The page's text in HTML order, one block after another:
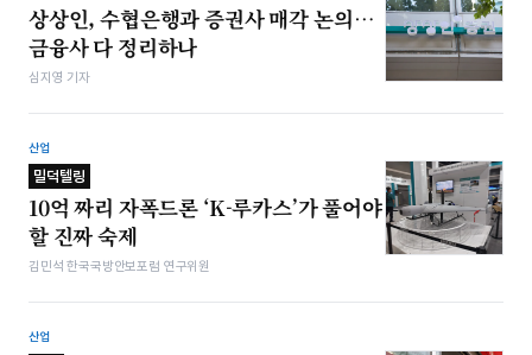
상상인, 수협은행과 증권사 매각 논의…
금융사 다 정리하나
심지영 기자
산업
밀덕텔링
10억 짜리 자폭드론 ‘K-루카스’가 풀어야
할 진짜 숙제
김민석 한국국방안보포럼 연구위원
산업